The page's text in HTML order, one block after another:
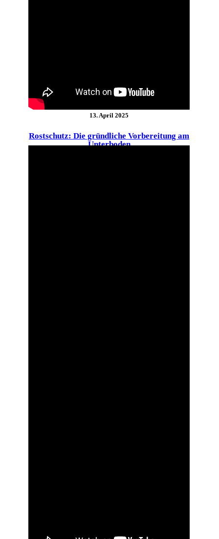
13. April 2025
Rostschutz: Die gründliche Vorbereitung am
Unterboden